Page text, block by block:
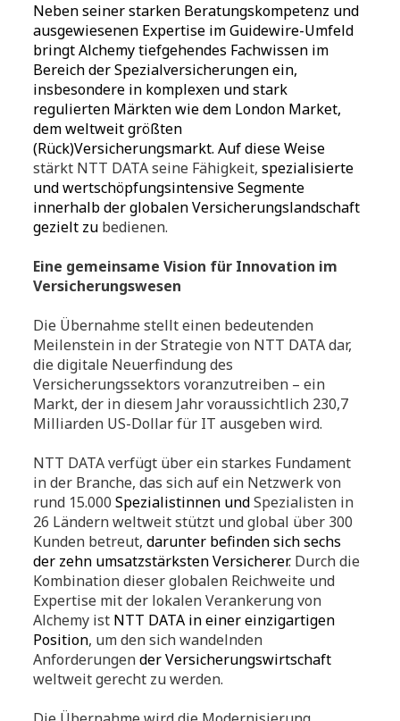
Neben seiner starken Beratungskompetenz und
ausgewiesenen Expertise im Guidewire-Umfeld
bringt Alchemy tiefgehendes Fachwissen im
Bereich der Spezialversicherungen ein,
insbesondere in komplexen und stark
regulierten Märkten wie dem London Market,
dem weltweit größten
(Rück)Versicherungsmarkt. Auf diese Weise
stärkt NTT DATA seine Fähigkeit,spezialisierte
und wertschöpfungsintensive Segmente
innerhalb der globalen Versicherungslandschaft
gezielt zu bedienen.
Eine gemeinsame Vision für Innovation im
Versicherungswesen
Die Übernahme stellt einen bedeutenden
Meilenstein in der Strategie von NTT DATA dar,
die digitale Neuerfindung des
Versicherungssektors voranzutreiben – ein
Markt, der in diesem Jahr voraussichtlich 230,7
Milliarden US-Dollar für IT ausgeben wird.
NTT DATA verfügt über ein starkes Fundament
in der Branche, das sich auf ein Netzwerk von
rund 15.000Spezialistinnen undSpezialisten in
26 Ländern weltweit stützt und global über 300
Kunden betreut,darunter befinden sich sechs
der zehn umsatzstärksten Versicherer. Durch die
Kombination dieser globalen Reichweite und
Expertise mit der lokalen Verankerung von
Alchemy ist NTT DATA in einer einzigartigen
Position, um den sich wandelnden
Anforderungender Versicherungswirtschaft
weltweit gerecht zu werden.